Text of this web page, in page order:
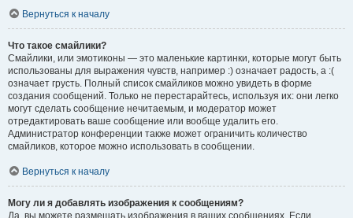
Вернуться к началу
Что такое смайлики?
Смайлики, или эмотиконы — это маленькие картинки, которые могут быть
использованы для выражения чувств, например :) означает радость, а :(
означает грусть. Полный список смайликов можно увидеть в форме
создания сообщений. Только не перестарайтесь, используя их: они легко
могут сделать сообщение нечитаемым, и модератор может
отредактировать ваше сообщение или вообще удалить его.
Администратор конференции также может ограничить количество
смайликов, которое можно использовать в сообщении.
Вернуться к началу
Могу ли я добавлять изображения к сообщениям?
Да, вы можете размещать изображения в ваших сообщениях. Если